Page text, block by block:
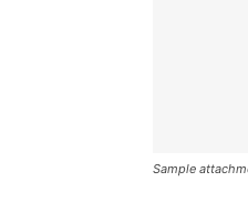
Sample